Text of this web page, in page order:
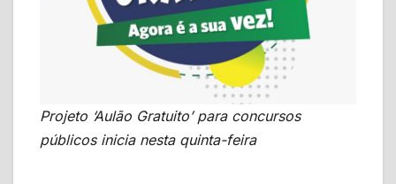
Projeto ‘Aulão Gratuito’ para concursos
públicos inicia nesta quinta-feira